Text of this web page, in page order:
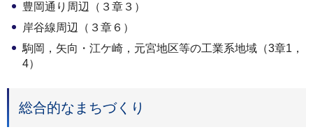
豊岡通り周辺（３章３）
岸谷線周辺（３章６）
駒岡，矢向・江ケ崎，元宮地区等の工業系地域（3章1，
4）
総合的なまちづくり